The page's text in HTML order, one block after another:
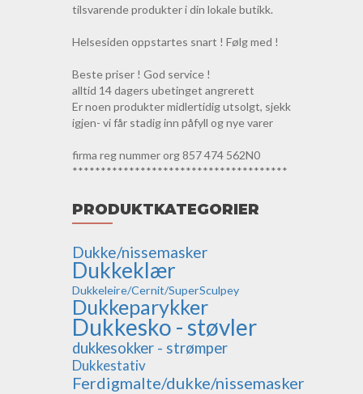
tilsvarende produkter i din lokale butikk.
Helsesiden oppstartes snart ! Følg med !
Beste priser ! God service !
alltid 14 dagers ubetinget angrerett
Er noen produkter midlertidig utsolgt, sjekk
igjen- vi får stadig inn påfyll og nye varer
firma reg nummer org 857 474 562N0
**************************************
PRODUKTKATEGORIER
Dukke/nissemasker
Dukkeklær
Dukkeleire/Cernit/SuperSculpey
Dukkeparykker
Dukkesko - støvler
dukkesokker - strømper
Dukkestativ
Ferdigmalte/dukke/nissemasker